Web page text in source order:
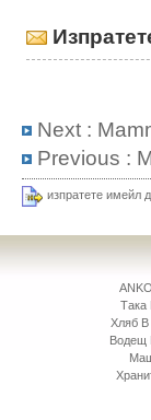
Next :
Previous :
изпратете имейл
Така
Хляб В
Водещ